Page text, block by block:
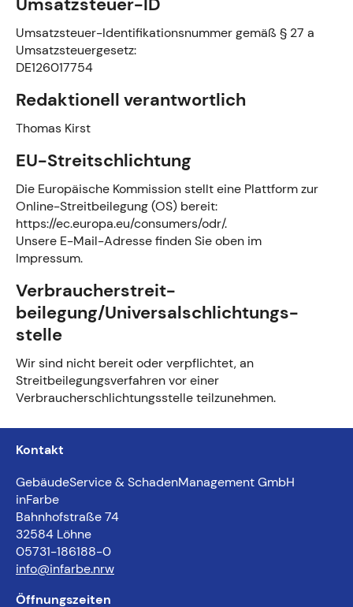
Umsatzsteuer-ID
Umsatzsteuer-Identifikationsnummer gemäß § 27 a
Umsatzsteuergesetz:
DE126017754
Redaktionell verantwortlich
Thomas Kirst
EU-Streitschlichtung
Die Europäische Kommission stellt eine Plattform zur
Online-Streitbeilegung (OS) bereit:
https://ec.europa.eu/consumers/odr/.
Unsere E-Mail-Adresse finden Sie oben im
Impressum.
Verbraucher­streit­
beilegung/Universal­schlichtungs­
stelle
Wir sind nicht bereit oder verpflichtet, an
Streitbeilegungsverfahren vor einer
Verbraucherschlichtungsstelle teilzunehmen.
Kontakt
GebäudeService & SchadenManagement GmbH
inFarbe
Bahnhofstraße 74
32584 Löhne
05731-186188-0
info@infarbe.nrw
Öffnungszeiten